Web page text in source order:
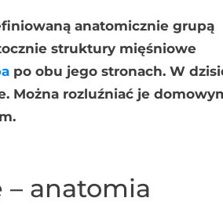
anatomicznie grupą
struktury mięśniowe
po obu jego stronach. W
Można rozluźniać je
– anatomia